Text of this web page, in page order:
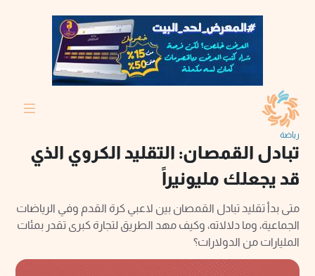
رياضة
تبادل القمصان: التقليد الكروي الذي
قد يجعلك مليونيراً
متى بدأ تقليد تبادل القمصان بين لاعبي كرة القدم وفي الرياضات
الجماعية، وما دلالاته، وكيف مهد الطريق لتجارة كبرى تقدر بمئات
المليارات من الدولارات؟